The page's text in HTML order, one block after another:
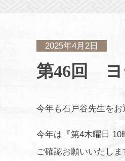
2025年4月2日
第46回 ヨ
今年も石戸谷先生をお
今年は『第4木曜日
ご確認お願いいたしま